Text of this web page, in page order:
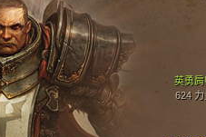
英勇肩
624 力